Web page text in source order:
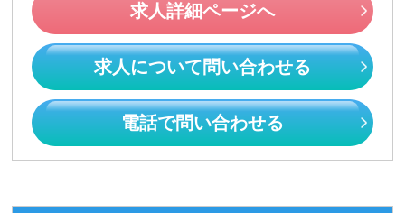
求人詳細ページへ
求人について問い合わせる
電話で問い合わせる